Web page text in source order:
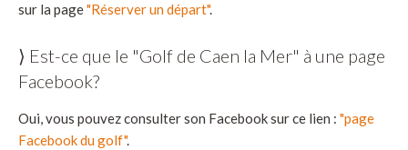
sur la page"Réserver un départ".
⟩ Est-ce que le "Golf de Caen la Mer" à une page
Facebook?
Oui, vous pouvez consulter son Facebook sur ce lien : "page
Facebook du golf".